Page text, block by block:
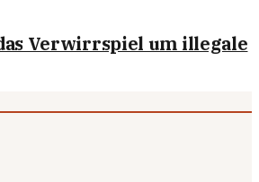
Verwirrspiel um illegale